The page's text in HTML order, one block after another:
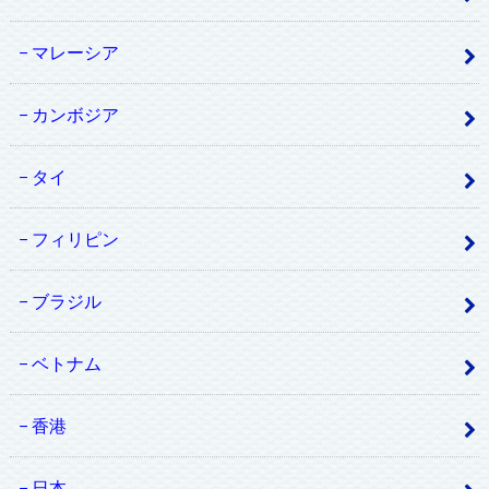
マレーシア
カンボジア
タイ
フィリピン
ブラジル
ベトナム
香港